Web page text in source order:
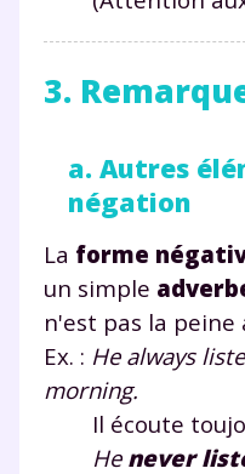
3.
a. Autres
négation
La forme
un simple
n'est pas la
Ex. : He always
morning.
Il écoute
He never